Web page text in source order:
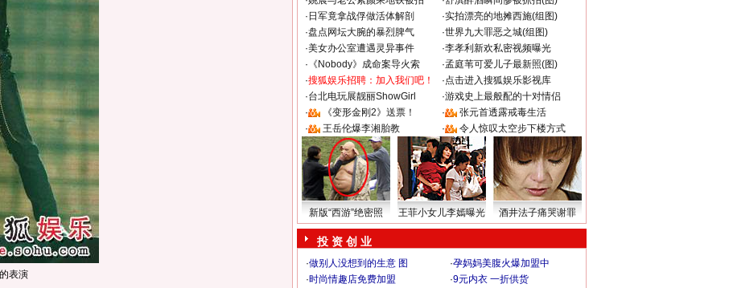
表演
· 日军竟拿战俘做活体解剖 ·实拍漂亮的地摊西施(组图)
·盘点网坛大腕的暴烈脾气 ·世界九大罪恶之城(组图)
·美女办公室遭遇灵异事件 ·李孝利新欢私密视频曝光
· 《Nobody》成命案导火索 ·孟庭苇可爱儿子最新照(图)
·搜狐娱乐招聘：加入我们吧！ ·点击进入搜狐娱乐影视库
·台北电玩展靓丽ShowGirl ·游戏史上最般配的十对情侣
·
《变形金刚2》送票！ ·
张元首透露戒毒生活
·
王岳伦爆李湘胎教 · 令人惊叹太空步下楼方式
新版“西游”绝密照 王菲小女儿李嫣曝光 酒井法子痛哭谢罪
投 资 创 业
·做别人没想到的生意 图 ·孕妈妈美腹火爆加盟中
·时尚情趣店免费加盟 ·9元内衣 一折供货